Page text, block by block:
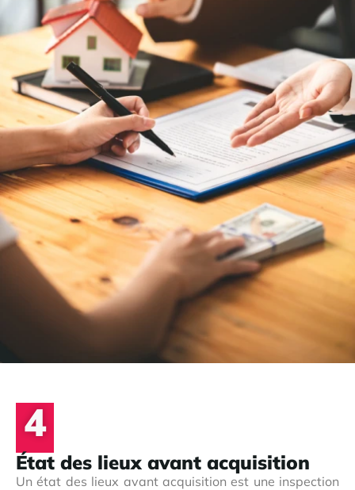
4
État des lieux avant acquisition
Un état des lieux avant acquisition est une inspection